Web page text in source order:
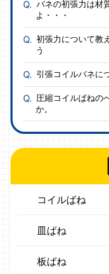
バネの初張力は材
よ・・・
初張力について教
う
引張コイルバネに
圧縮コイルばねの
か。
コイルばね
皿ばね
板ばね